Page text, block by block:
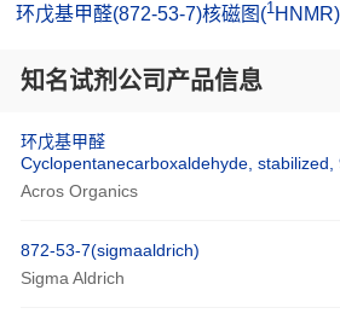
环戊基甲醛(872-53-7)核磁图(1HNMR)
知名试剂公司产品信息
环戊基甲醛
Cyclopentanecarboxaldehyde, stabilized,
Acros Organics
872-53-7(sigmaaldrich)
Sigma Aldrich